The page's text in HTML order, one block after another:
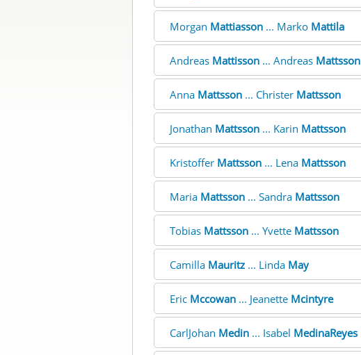
Morgan Mattiasson... Marko Mattila
Andreas Mattisson... Andreas Mattsson
Anna Mattsson... Christer Mattsson
Jonathan Mattsson... Karin Mattsson
Kristoffer Mattsson... Lena Mattsson
Maria Mattsson... Sandra Mattsson
Tobias Mattsson... Yvette Mattsson
Camilla Mauritz... Linda May
Eric Mccowan... Jeanette Mcintyre
CarlJohan Medin... Isabel MedinaReyes